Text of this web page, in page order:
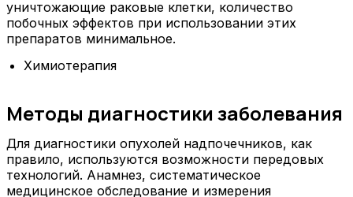
уничтожающие раковые клетки, количество
побочных эффектов при использовании этих
препаратов минимальное.
Химиотерапия
Методы диагностики заболевания
Для диагностики опухолей надпочечников, как
правило, используются возможности передовых
технологий. Анамнез, систематическое
медицинское обследование и измерения